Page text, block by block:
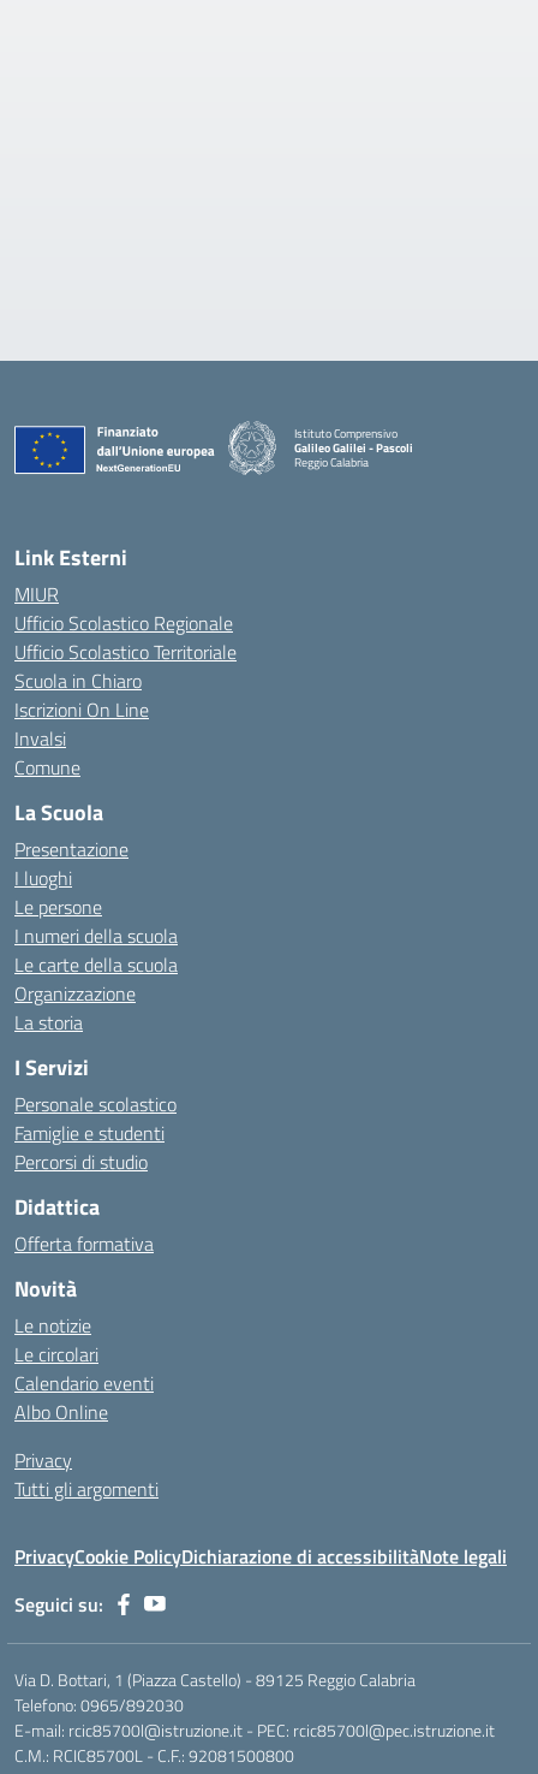
Istituto Comprensivo
Galileo Galilei - Pascoli
Reggio Calabria
Link Esterni
MIUR
Ufficio Scolastico Regionale
Ufficio Scolastico Territoriale
Scuola in Chiaro
Iscrizioni On Line
Invalsi
Comune
La Scuola
Presentazione
I luoghi
Le persone
I numeri della scuola
Le carte della scuola
Organizzazione
La storia
I Servizi
Personale scolastico
Famiglie e studenti
Percorsi di studio
Didattica
Offerta formativa
Novità
Le notizie
Le circolari
Calendario eventi
Albo Online
Privacy
Tutti gli argomenti
PrivacyCookie PolicyDichiarazione di accessibilitàNote legali
Seguici su:
Via D. Bottari, 1 (Piazza Castello) - 89125 Reggio Calabria
Telefono: 0965/892030
E-mail: rcic85700l@istruzione.it - PEC: rcic85700l@pec.istruzione.it
C.M.: RCIC85700L - C.F.: 92081500800